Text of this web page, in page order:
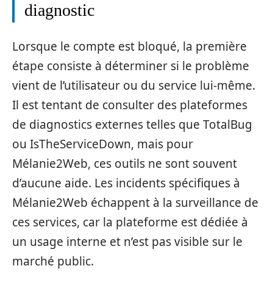
diagnostic
Lorsque le compte est bloqué, la première
étape consiste à déterminer si le problème
vient de l’utilisateur ou du service lui-même.
Il est tentant de consulter des plateformes
de diagnostics externes telles que TotalBug
ou IsTheServiceDown, mais pour
Mélanie2Web, ces outils ne sont souvent
d’aucune aide. Les incidents spécifiques à
Mélanie2Web échappent à la surveillance de
ces services, car la plateforme est dédiée à
un usage interne et n’est pas visible sur le
marché public.